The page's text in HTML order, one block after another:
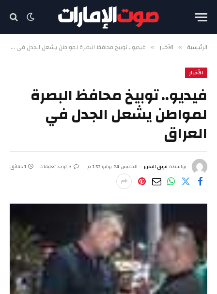
الرئيسية » الأخبار » فيديو.. توبيخ محافظ البصرة لمواطن يشعل الجدل في العراق
الأخبار
فيديو.. توبيخ محافظ البصرة
لمواطن يشعل الجدل في
العراق
بواسطة فريق التحرير الخميس 24 يوليو 1:53 م لا توجد تعليقات 1 دقائق